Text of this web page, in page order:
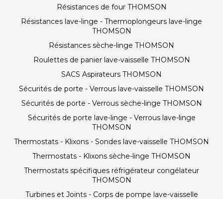
Résistances de four THOMSON
Résistances lave-linge - Thermoplongeurs lave-linge
THOMSON
Résistances sèche-linge THOMSON
Roulettes de panier lave-vaisselle THOMSON
SACS Aspirateurs THOMSON
Sécurités de porte - Verrous lave-vaisselle THOMSON
Sécurités de porte - Verrous sèche-linge THOMSON
Sécurités de porte lave-linge - Verrous lave-linge
THOMSON
Thermostats - Klixons - Sondes lave-vaisselle THOMSON
Thermostats - Klixons sèche-linge THOMSON
Thermostats spécifiques réfrigérateur congélateur
THOMSON
Turbines et Joints - Corps de pompe lave-vaisselle